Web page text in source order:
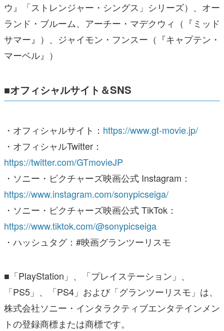
ウ』「ストレンジャー・シングス」シリーズ）、オー
ランド・ブルーム、アーチー・マデクウィ（『ミッド
サマー』）、ジャイモン・フンスー（『キャプテン・
マーベル』）
■オフィシャルサイト＆SNS
・オフィシャルサイト： https://www.gt-movie.jp/
・オフィシャルTwitter：
https://twitter.com/GTmovieJP
・ソニー・ピクチャーズ映画公式 Instagram：
https://www.instagram.com/sonypicseiga/
・ソニー・ピクチャーズ映画公式 TikTok：
https://www.tiktok.com/@sonypicseiga
・ハッシュタグ：#映画グランツーリスモ
■「PlayStation」、「プレイステーション」、
「PS5」、「PS4」および「グランツーリスモ」は、
株式会社ソニー・インタラクティブエンタテインメン
トの登録商標または商標です。